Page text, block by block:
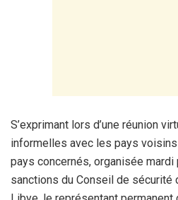
S’exprimant lors d’une réunion
informelles avec les pays
pays concernés, organisée mardi
sanctions du Conseil de sécurité